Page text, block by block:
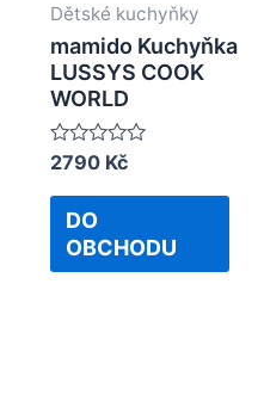
Dětské kuchyňky
mamido Kuchyňka
LUSSYS COOK
WORLD
Rated
out
2790 Kč
DO
OBCHODU